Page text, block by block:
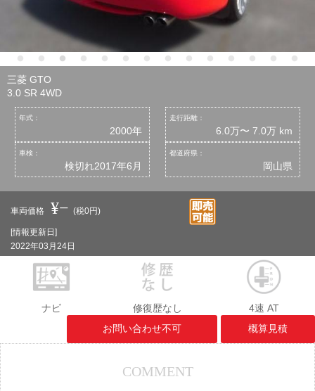
三菱 GTO
3.0 SR 4WD
年式：
2000年
走行距離：
6.0万〜 7.0万 km
車検：
検切れ2017年6月
都道府県：
岡山県
車両価格 ¥−(税0円)
[情報更新日]
2022年03月24日
ナビ 修復歴なし
4速 AT
お問い合わせ不可
概算見積
COMMENT